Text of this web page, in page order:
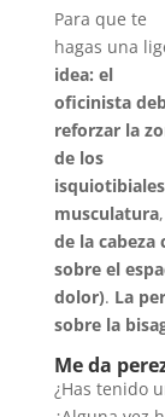
Para que te
hagas una
idea: el
oficinista
reforzar la
de los
musculatura
de la
sobre el
dolor). La
sobre la
Me da
¿Has tenido